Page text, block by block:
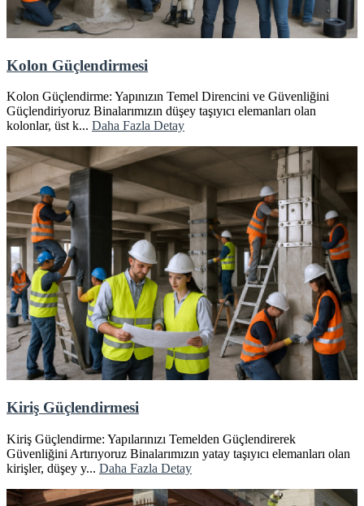
Kolon Güçlendirmesi
Kolon Güçlendirme: Yapınızın Temel Direncini ve Güvenliğini
Güçlendiriyoruz Binalarımızın düşey taşıyıcı elemanları olan
kolonlar, üst k... Daha Fazla Detay
Kiriş Güçlendirmesi
Kiriş Güçlendirme: Yapılarınızı Temelden Güçlendirerek
Güvenliğini Artırıyoruz Binalarımızın yatay taşıyıcı elemanları olan
kirişler, düşey y... Daha Fazla Detay